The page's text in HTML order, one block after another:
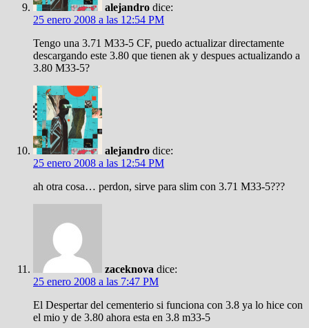
alejandro dice:
25 enero 2008 a las 12:54 PM
Tengo una 3.71 M33-5 CF, puedo actualizar directamente
descargando este 3.80 que tienen ak y despues actualizando a
3.80 M33-5?
alejandro dice:
25 enero 2008 a las 12:54 PM
ah otra cosa… perdon, sirve para slim con 3.71 M33-5???
zaceknova dice:
25 enero 2008 a las 7:47 PM
El Despertar del cementerio si funciona con 3.8 ya lo hice con
el mio y de 3.80 ahora esta en 3.8 m33-5